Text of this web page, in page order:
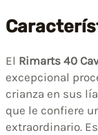
El Rimarts 40
excepcional
crianza en sus
que le confiere
extraordinario.